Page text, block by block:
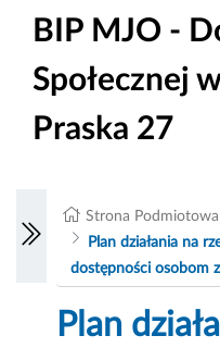
BIP MJO -
Społecznej
Praska 27
Strona Podmiotowa
Plan działania na
dostępności osobom
Plan